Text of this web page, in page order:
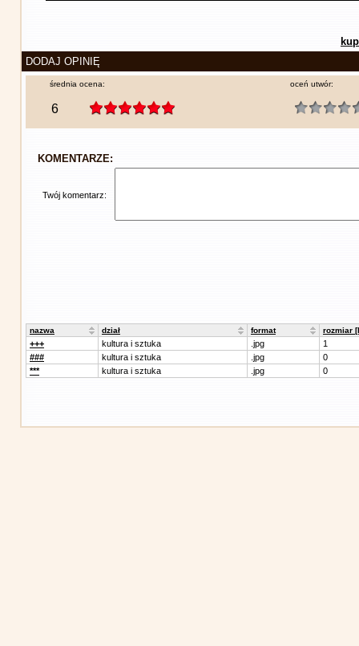
DODAJ OPINIĘ
średnia ocena:
6
oceń utwór:
KOMENTARZE:
Twój komentarz:
nazwa dział format rozmiar
+++ kultura i sztuka .jpg
1
###
kultura i sztuka .jpg
0
***
kultura i sztuka .jpg 0